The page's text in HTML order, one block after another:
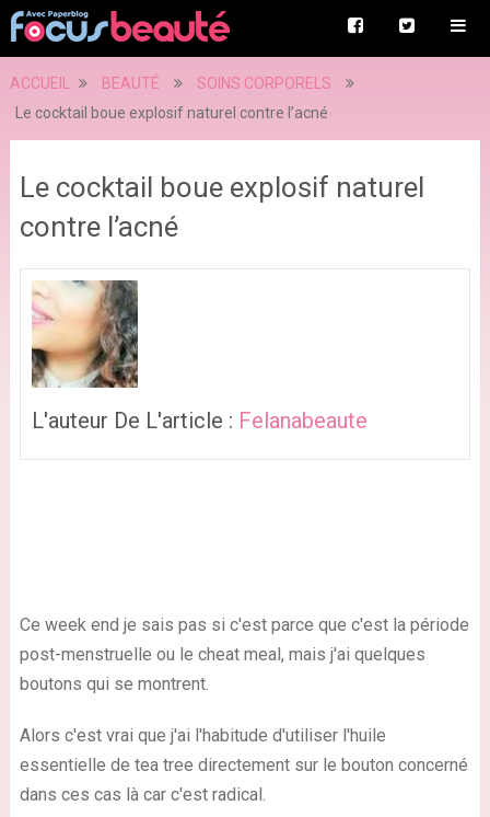
ACCUEIL BEAUTÉ
SOINS CORPORELS
Le cocktail boue explosif naturel contre l’acné
Le cocktail boue explosif naturel
contre l’acné
L'auteur De L'article : Felanabeaute
Ce week end je sais pas si c'est parce que c'est la période
post-menstruelle ou le cheat meal, mais j'ai quelques
boutons qui se montrent.
Alors c'est vrai que j'ai l'habitude d'utiliser l'huile
essentielle de tea tree directement sur le bouton concerné
dans ces cas là car c'est radical.